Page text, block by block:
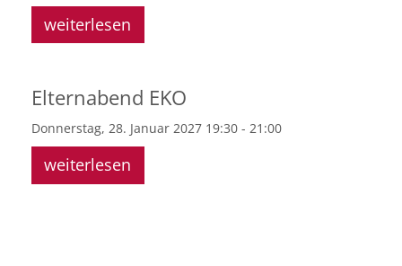
weiterlesen
Elternabend EKO
Donnerstag, 28. Januar 2027 19:30 - 21:00
weiterlesen